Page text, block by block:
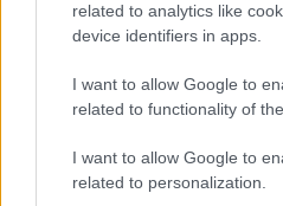
related to analytics like
device identifiers in apps.
I want to allow Google to
related to functionality of
I want to allow Google to
related to personalization.
Szabó
88/420-099